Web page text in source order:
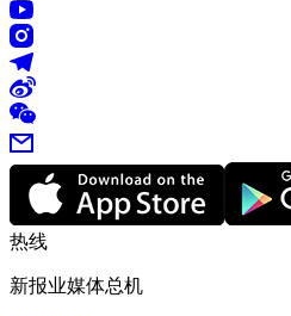
热线
新报业媒体总机